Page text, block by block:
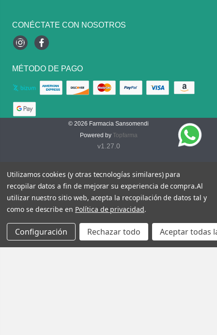
CONÉCTATE CON NOSOTROS
InstagramFacebook
MÉTODO DE PAGO
© 2026 Farmacia Sansomendi
Powered by Topfarma
v1.27.0
Utilizamos cookies (y otras tecnologías similares) para
recopilar datos a fin de mejorar su experiencia de compra.Al
utilizar nuestro sitio web, acepta la recopilación de datos tal y
como se describe en Política de privacidad.
Configuración Rechazar todo Aceptar todas